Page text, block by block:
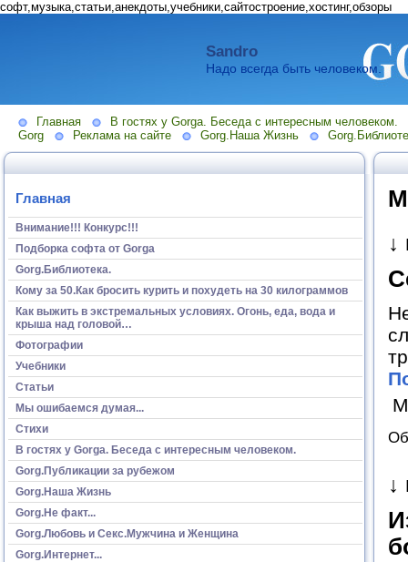
софт,музыка,статьи,анекдоты,учебники,сайтостроение,хостинг,обзоры
Sandro
Надо всегда быть человеком.
Главная
В гостях у Gorga. Беседа с интересным человеком.
Gorg
Реклама на сайте Gorg.Наша Жизнь
Главная
Внимание!!! Конкурс!!!
Подборка софта от Gorga
Gorg.Библиотека.
Кому за 50.Как бросить курить и похудеть на 30 килограммов
Как выжить в экстремальных условиях. Огонь, еда, вода и
крыша над головой…
Фотографии
Учебники
Статьи
Мы ошибаемся думая...
Стихи
В гостях у Gorga. Беседа с интересным человеком.
Gorg.Публикации за рубежом
Gorg.Наша Жизнь
Gorg.Не факт...
Gorg.Любовь и Секс.Мужчина и Женщина
Gorg.Интернет...